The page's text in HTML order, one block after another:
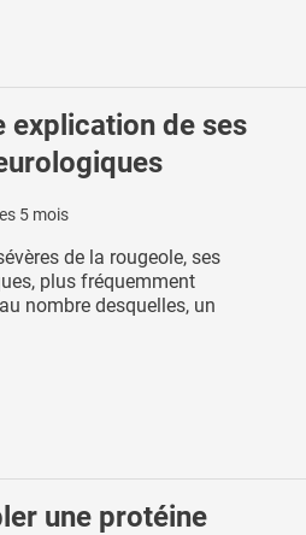
explication de ses
5 mois
de la rougeole, ses
plus fréquemment
nombre desquelles, un
une protéine